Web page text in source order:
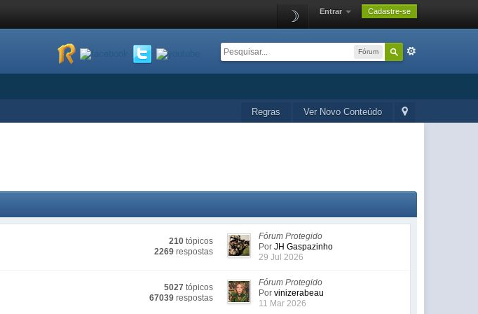
☽ Entrar Cadastre-se
Fórum
Ver Novo Conteúdo
Regras
210 tópicos
2269 respostas
Fórum Protegido
PorJH Gaspazinho
29 Jul 2026
5027 tópicos
67039 respostas
Fórum Protegido
Porvinizerabeau
11 Mar 2026